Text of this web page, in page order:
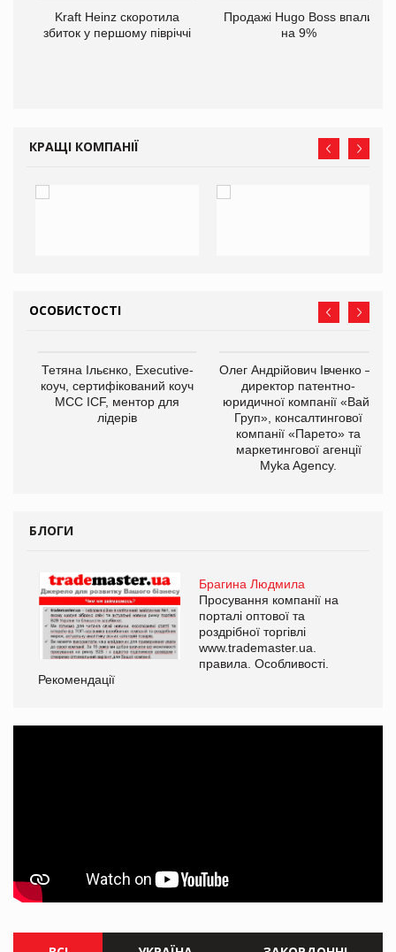
Kraft Heinz скоротила
збиток у першому півріччі
Продажі Hugo Boss впали
на 9%
КРАЩІ КОМПАНІЇ
ОСОБИСТОСТІ
Тетяна Ільєнко, Executive-
коуч, сертифікований коуч
МСС ICF, ментор для
лідерів
Олег Андрійович Івченко —
директор патентно-
юридичної компанії «Вайз
Груп», консалтингової
компанії «Парето» та
маркетингової агенції
Myka Agency.
БЛОГИ
Брагина Людмила
Просування компанії на
порталі оптової та
роздрібної торгівлі
www.trademaster.ua.
правила. Особливості.
Рекомендації